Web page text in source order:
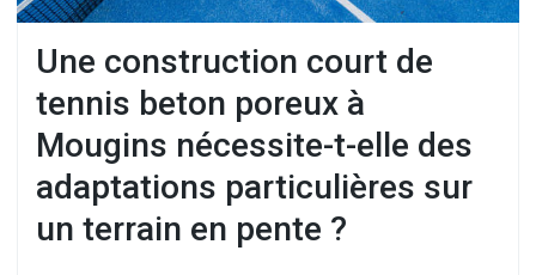
Une construction court de
tennis beton poreux à
Mougins nécessite-t-elle des
adaptations particulières sur
un terrain en pente ?